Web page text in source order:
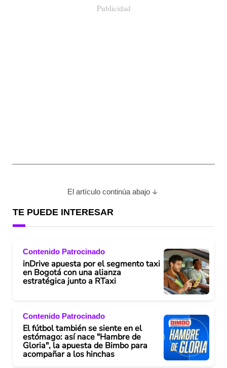
Publicidad
El artículo continúa abajo
TE PUEDE INTERESAR
Contenido Patrocinado
inDrive apuesta por el segmento taxi
en Bogotá con una alianza
estratégica junto a RTaxi
Contenido Patrocinado
El fútbol también se siente en el
estómago: así nace "Hambre de
Gloria", la apuesta de Bimbo para
acompañar a los hinchas